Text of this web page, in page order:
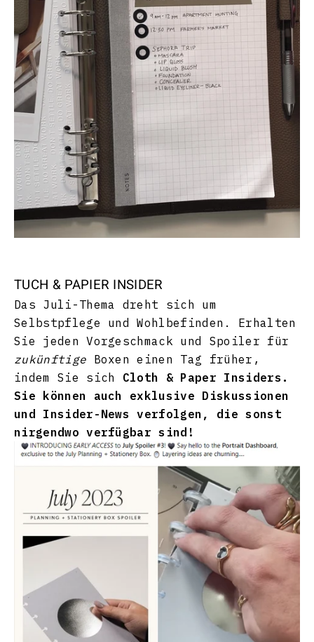
TUCH & PAPIER INSIDER
Das Juli-Thema dreht sich um
Selbstpflege und Wohlbefinden. Erhalten
Sie jeden Vorgeschmack und Spoiler für
zukünftige Boxen einen Tag früher,
indem Sie sich Cloth & Paper Insiders .
Sie können auch exklusive Diskussionen
und Insider-News verfolgen, die sonst
nirgendwo verfügbar sind!